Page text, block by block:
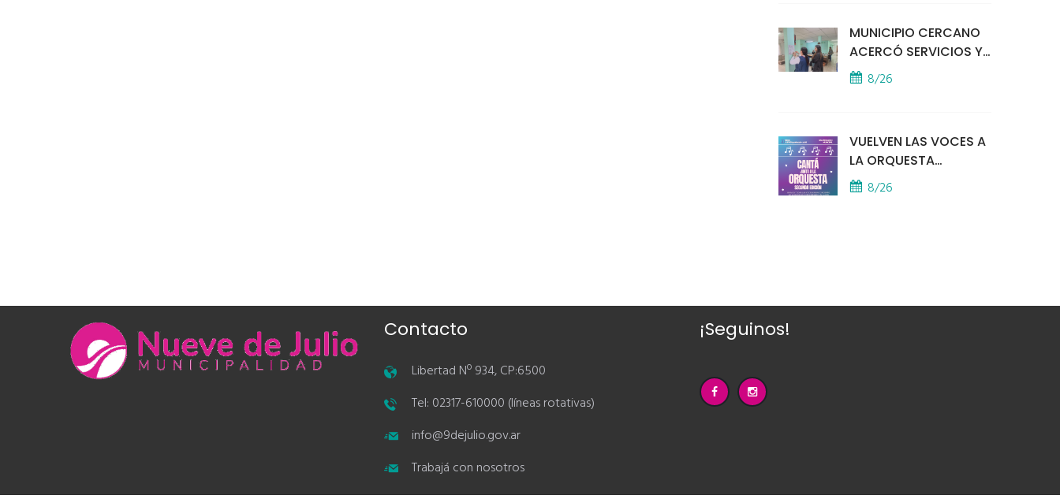
MUNICIPIO CERCANO
ACERCÓ SERVICIOS Y
ATENCIÓN A LOS
VECINOS EL
8/26
VUELVEN LAS VOCES A
LA ORQUESTA
MUNICIPAL
8/26
Contacto
Libertad Nº 934, CP:6500
Tel: 02317-610000 (líneas rotativas)
info@9dejulio.gov.ar
Trabajá con nosotros
¡Seguinos!